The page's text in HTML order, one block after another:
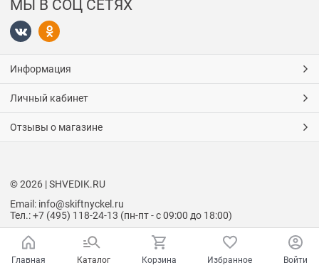
МЫ В СОЦ СЕТЯХ
Информация
Личный кабинет
Отзывы о магазине
© 2026 | SHVEDIK.RU
Email: info@skiftnyckel.ru
Тел.: +7 (495) 118-24-13 (пн-пт - с 09:00 до 18:00)
Главная Каталог Корзина Избранное Войти